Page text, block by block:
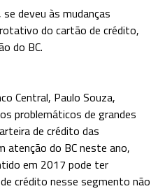
deveu às mudanças
do cartão de crédito,
do BC.
Central, Paulo Souza,
problemáticos de grandes
de crédito das
atenção do BC neste ano,
em 2017 pode ter
crédito nesse segmento não